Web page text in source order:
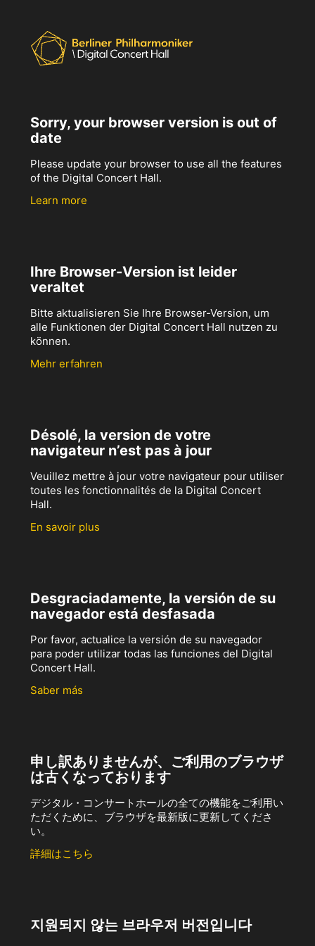
Sorry, your browser version is out of
date
Please update your browser to use all the features
of the Digital Concert Hall.
Learn more
Ihre Browser-Version ist leider
veraltet
Bitte aktualisieren Sie Ihre Browser-Version, um
alle Funktionen der Digital Concert Hall nutzen zu
können.
Mehr erfahren
Désolé, la version de votre
navigateur n’est pas à jour
Veuillez mettre à jour votre navigateur pour utiliser
toutes les fonctionnalités de la Digital Concert
Hall.
En savoir plus
Desgraciadamente, la versión de su
navegador está desfasada
Por favor, actualice la versión de su navegador
para poder utilizar todas las funciones del Digital
Concert Hall.
Saber más
申し訳ありませんが、ご利用のブラウザ
は古くなっております
デジタル・コンサートホールの全ての機能をご利用い
ただくために、ブラウザを最新版に更新してくださ
い。
詳細はこちら
지원되지 않는 브라우저 버전입니다